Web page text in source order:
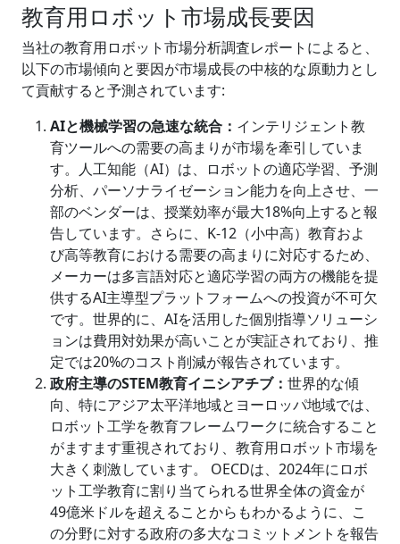
教育用ロボット市場成長要因
当社の教育用ロボット市場分析調査レポートによると、
以下の市場傾向と要因が市場成長の中核的な原動力とし
て貢献すると予測されています:
AIと機械学習の急速な統合： インテリジェント教
育ツールへの需要の高まりが市場を牽引していま
す。人工知能（AI）は、ロボットの適応学習、予測
分析、パーソナライゼーション能力を向上させ、一
部のベンダーは、授業効率が最大18%向上すると報
告しています。さらに、K-12（小中高）教育およ
び高等教育における需要の高まりに対応するため、
メーカーは多言語対応と適応学習の両方の機能を提
供するAI主導型プラットフォームへの投資が不可欠
です。世界的に、AIを活用した個別指導ソリューシ
ョンは費用対効果が高いことが実証されており、推
定では20%のコスト削減が報告されています。
政府主導のSTEM教育イニシアチブ： 世界的な傾
向、特にアジア太平洋地域とヨーロッパ地域では、
ロボット工学を教育フレームワークに統合すること
がますます重視されており、教育用ロボット市場を
大きく刺激しています。 OECDは、2024年にロボ
ット工学教育に割り当てられる世界全体の資金が
49億米ドルを超えることからもわかるように、こ
の分野に対する政府の多大なコミットメントを報告